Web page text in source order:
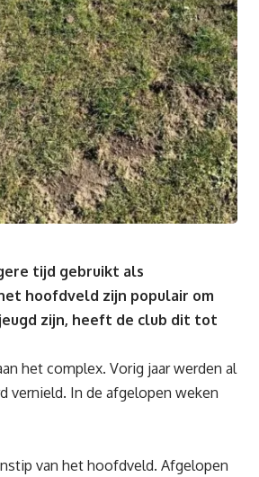
tijd gebruikt als
hoofdveld zijn populair om
zijn, heeft de club dit tot
het complex. Vorig jaar werden al
vernield. In de afgelopen weken
van het hoofdveld. Afgelopen